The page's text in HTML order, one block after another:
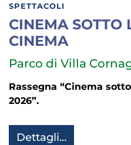
SPETTACOLI
CINEMA SOTTO
CINEMA
Parco di Villa
Rassegna “Cinema
2026”.
Dettagli…